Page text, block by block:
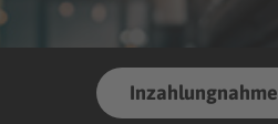
Inzahlungnahme